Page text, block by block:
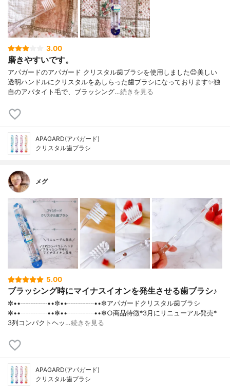
3.00
磨きやすいです。
アパガードのアパガード クリスタル歯ブラシを使用しました😊美しい
透明ハンドルにクリスタルをあしらった歯ブラシになっております✨独
自のアパタイト毛で、ブラッシング…続きを見る
APAGARD(アパガード)
クリスタル歯ブラシ
メグ
5.00
ブラッシング時にマイナスイオンを発生させる歯ブラシ♪
✼••┈┈┈┈••✼••┈┈┈┈••✼アパガードクリスタル歯ブラシ
✼••┈┈┈┈••✼••┈┈┈┈••✼○商品特徴*3月にリニューアル発売*
3列コンパクトヘッ…続きを見る
APAGARD(アパガード)
クリスタル歯ブラシ